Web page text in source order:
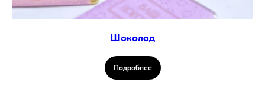
Шоколад
Подробнее